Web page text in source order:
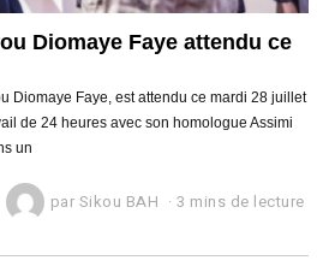
Diomaye Faye attendu ce
Diomaye Faye, est attendu ce mardi 28 juillet
de 24 heures avec son homologue Assimi
un
par Sikou BAH 3 mins de lecture